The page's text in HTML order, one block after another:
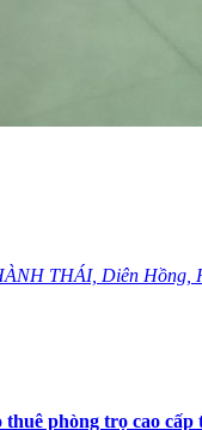
THÁI, Diên Hồng,
phòng trọ cao cấp